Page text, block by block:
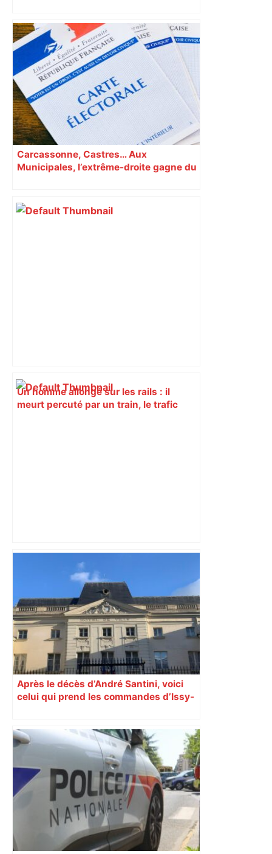
Carcassonne, Castres… Aux
Municipales, l’extrême-droite gagne du
Un homme allongé sur les rails : il
meurt percuté par un train, le trafic
Les arbitres de la finale 2024 et 2025
seront au sifflet des demi-finales –
Après le décès d’André Santini, voici
celui qui prend les commandes d’Issy-